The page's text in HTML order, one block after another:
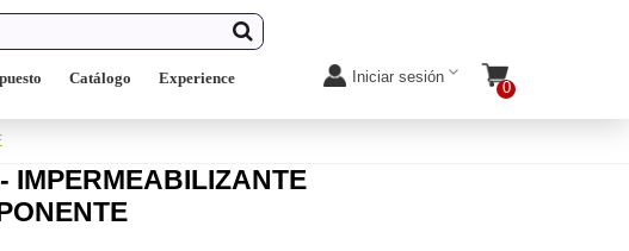
Catálogo Experience Iniciar sesión
0
IMPERMEABILIZANTE